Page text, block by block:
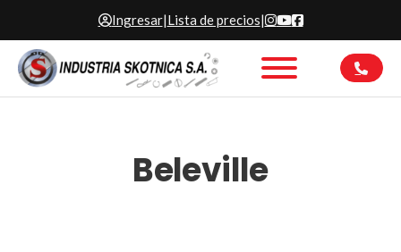
Ingresar|Lista de precios|
Beleville